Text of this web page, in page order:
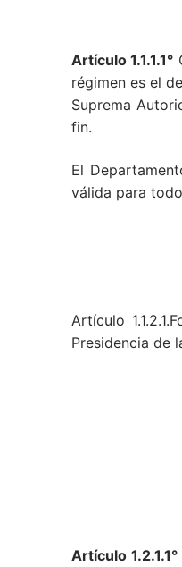
Artículo 1.1.1.1°
régimen es el
Suprema
fin.
El
válida para
Artículo
Presidencia de
Artículo 1.2.1.1°